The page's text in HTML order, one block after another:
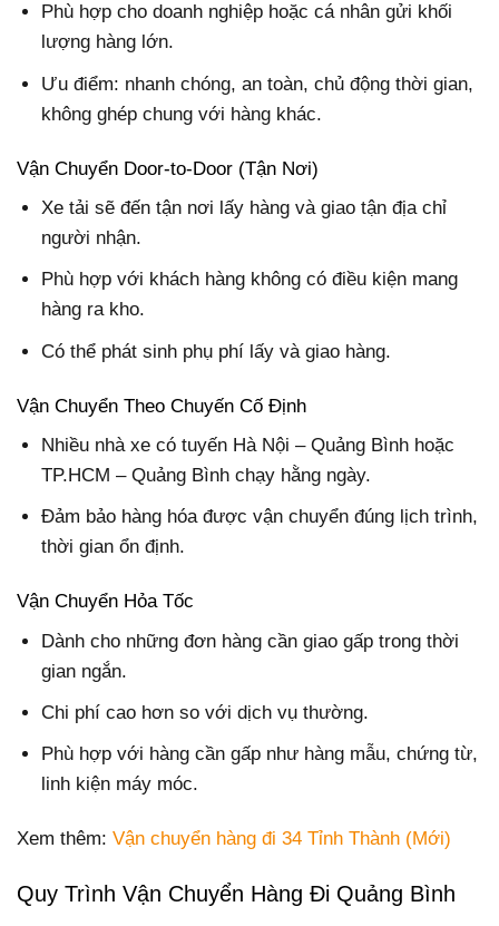
Phù hợp cho doanh nghiệp hoặc cá nhân gửi khối
lượng hàng lớn.
Ưu điểm: nhanh chóng, an toàn, chủ động thời gian,
không ghép chung với hàng khác.
Vận Chuyển Door-to-Door (Tận Nơi)
Xe tải sẽ đến tận nơi lấy hàng và giao tận địa chỉ
người nhận.
Phù hợp với khách hàng không có điều kiện mang
hàng ra kho.
Có thể phát sinh phụ phí lấy và giao hàng.
Vận Chuyển Theo Chuyến Cố Định
Nhiều nhà xe có tuyến Hà Nội – Quảng Bình hoặc
TP.HCM – Quảng Bình chạy hằng ngày.
Đảm bảo hàng hóa được vận chuyển đúng lịch trình,
thời gian ổn định.
Vận Chuyển Hỏa Tốc
Dành cho những đơn hàng cần giao gấp trong thời
gian ngắn.
Chi phí cao hơn so với dịch vụ thường.
Phù hợp với hàng cần gấp như hàng mẫu, chứng từ,
linh kiện máy móc.
Xem thêm: Vận chuyển hàng đi 34 Tỉnh Thành (Mới)
Quy Trình Vận Chuyển Hàng Đi Quảng Bình